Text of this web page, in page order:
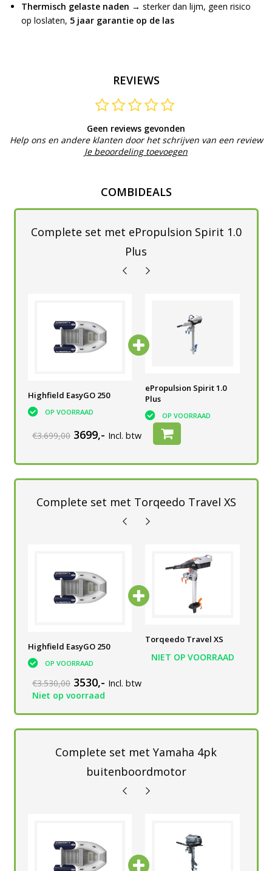
Thermisch gelaste naden → sterker dan lijm, geen risico
op loslaten, 5 jaar garantie op de las
REVIEWS
Geen reviews gevonden
Help ons en andere klanten door het schrijven van een review
Je beoordeling toevoegen
COMBIDEALS
Complete set met ePropulsion Spirit 1.0
Plus
Highfield EasyGO 250
OP VOORRAAD
Plus
OP VOORRAAD
ePropulsion Spirit 1.0
Plus
OP VOORRAAD
€3.699,00 3699,- Incl. btw
Complete set met Torqeedo Travel XS
Highfield EasyGO 250
OP VOORRAAD
Torqeedo Travel XS
NIET OP VOORRAAD
€3.530,00 3530,- Incl. btw
Niet op voorraad
Complete set met Yamaha 4pk
buitenboordmotor